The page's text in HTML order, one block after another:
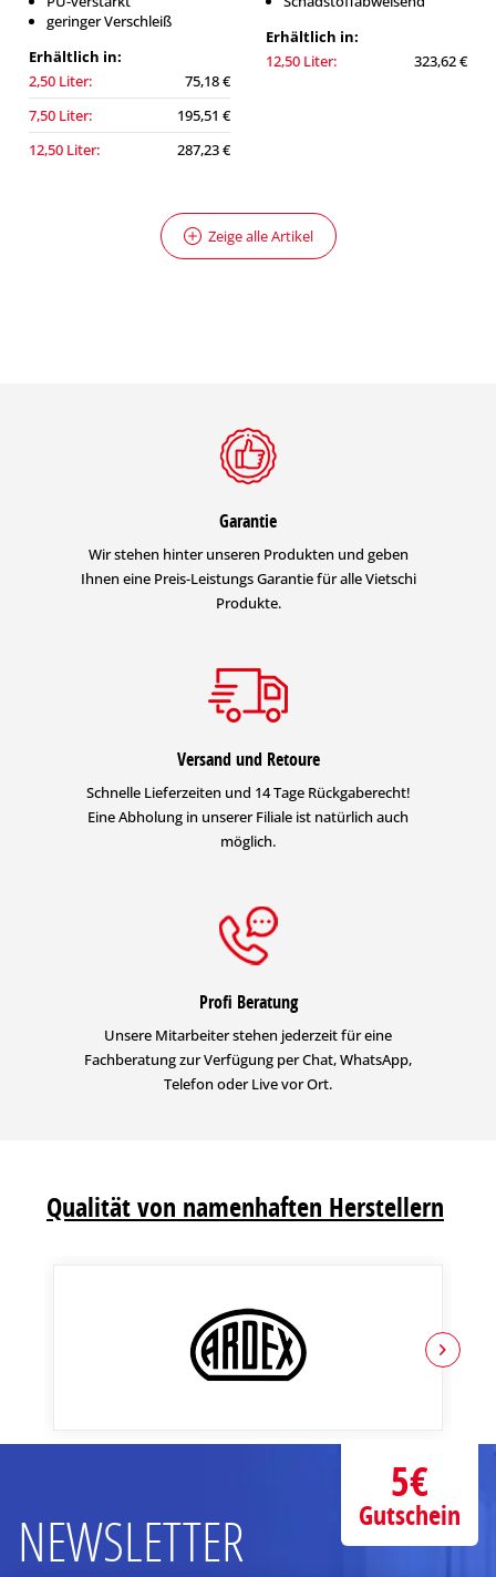
geringer Verschleiß
Erhältlich in:
2,50 Liter:
75,18 €
7,50 Liter:
195,51 €
12,50 Liter:
287,23 €
Erhältlich in:
12,50 Liter:
323,62 €
Zeige alle Artikel
Garantie
Wir stehen hinter unseren Produkten und geben
Ihnen eine Preis-Leistungs Garantie für alle Vietschi
Produkte.
Versand und Retoure
Schnelle Lieferzeiten und 14 Tage Rückgaberecht!
Eine Abholung in unserer Filiale ist natürlich auch
möglich.
Profi Beratung
Unsere Mitarbeiter stehen jederzeit für eine
Fachberatung zur Verfügung per Chat, WhatsApp,
Telefon oder Live vor Ort.
Qualität von namenhaften Herstellern
NEWSLETTER
5€
Gutschein